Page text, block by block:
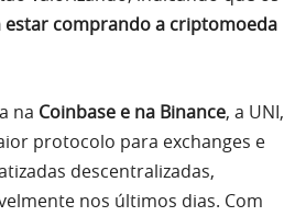
comprando a criptomoeda
na Coinbase e na Binance, a UNI,
protocolo para exchanges e
descentralizadas,
nos últimos dias. Com